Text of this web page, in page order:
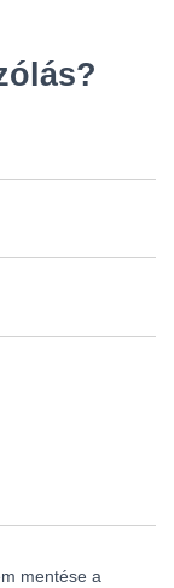
mentése a